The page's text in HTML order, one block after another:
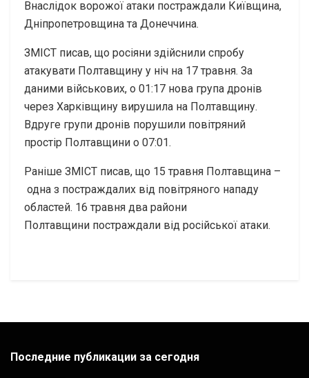
Внаслідок ворожої атаки постраждали Київщина,
Дніпропетровщина та Донеччина.
ЗМІСТ писав, що росіяни здійснили спробу
атакувати Полтавщину у ніч на 17 травня. За
даними військових, о 01:17 нова група дронів
через Харківщину вирушила на Полтавщину.
Вдруге групи дронів порушили повітряний
простір Полтавщини о 07:01.
Раніше ЗМІСТ писав, що 15 травня Полтавщина –
одна з постраждалих від повітряного нападу
областей. 16 травня два райони
Полтавщини постраждали від російської атаки.
Последние публикации за сегодня